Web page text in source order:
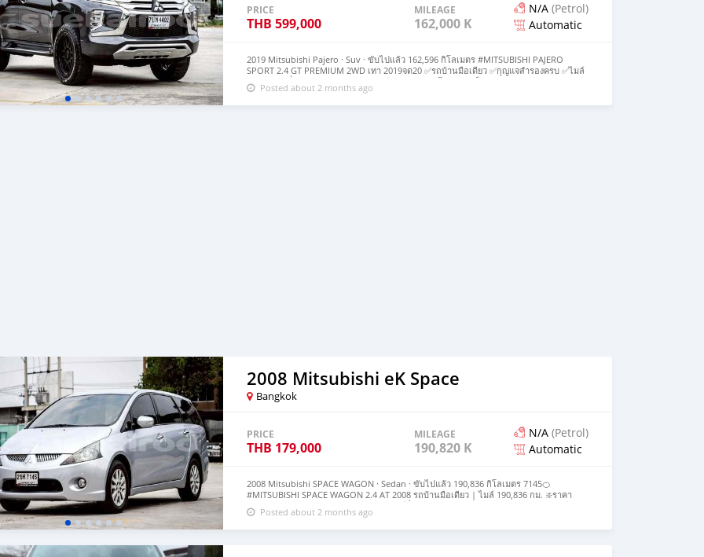
PRICE
THB 599,000
MILEAGE
162,000 KM
N/A (Petrol)
Automatic
2019 Mitsubishi Pajero · Suv · ขับไปแล้ว 162,596 กิโลเมตร #MITSUBISHI PAJERO
SPORT 2.4 GT PREMIUM 2WD เทา 2019จด20 ✅รถบ้านมือเดียว ✅กุญแจสำรองครบ ✅ไมล์
162,596 เครื่องดีเซล 2.4 ประหยัดแรงดี ล้อ+ยางออฟโรด หล่อเต็มคัน กล้อง 360 / ฝาท้าย
ไฟฟ้า / เบาะไฟฟ้า Paddle Shift / Push Start / แอร์ออโต้ เครื่องเกียร์ช่วงล่างสมบูรณ์ พร้อม
ใช้งาน 💰 ราคา 599,000 บาท 💸 ผ่อนเริ่ม 12,xxx / 72 งวด #MITSUBISHI #PAJEROSPORT
Posted about 2 months ago
2008 Mitsubishi eK Space
Bangkok
PRICE
THB 179,000
MILEAGE
190,820 KM
N/A (Petrol)
Automatic
2008 Mitsubishi SPACE WAGON · Sedan · ขับไปแล้ว 190,836 กิโลเมตร 7145🍊
#MITSUBISHI SPACE WAGON 2.4 AT 2008 รถบ้านมือเดียว | ไมล์ 190,836 กม. ❇️ราคา
179,000 บาท (ขายสด) รถบ้านมือเดียว ฟังก์ชั่นครบ 👉 ทักเลย :088 874 0971 ส้ม🍊 ⚡️หรือ ทัก
มาใน 𝗜𝗻𝗯𝗼𝘅 𝗳𝗮𝗰𝗲𝗯𝗼𝗼𝗸 พวงมาลัยพาวเวอร์| Airbag / SRS เบาะหนังทั้งคัน |แอร์หนาว
เพลงเพราะ มองข้างปรับไฟฟ้า+ไฟเลี้ยว เซนเซอร์ถอยหลัง 3 จุด ☎️0996931193พุ่ม Voir
Posted about 2 months ago